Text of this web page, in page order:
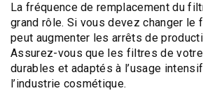
La fréquence de remplacement du
grand rôle. Si vous devez changer le
peut augmenter lesarrêts de
Assurez-vous que les filtres de
durables et adaptés à l’usage
l’industrie cosmétique.